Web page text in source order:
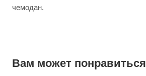
чемодан.
Вам может понравиться